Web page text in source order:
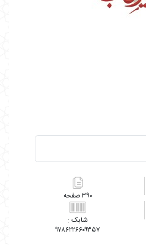
۳۹۰
۹۷۸۶۲۲۶۶۰۹۳۵۷